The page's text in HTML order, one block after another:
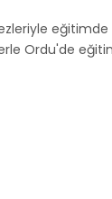
Ordu'de